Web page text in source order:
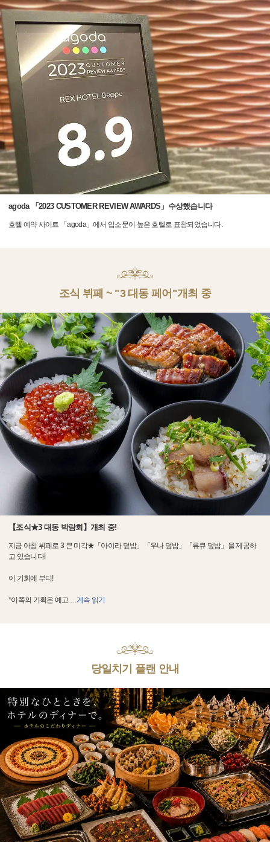
agoda 「2023 CUSTOMER REVIEW AWARDS」수상했습니다
호텔 예약 사이트 「agoda」에서 입소문이 높은 호텔로 표창되었습니다.
조식 뷔페 ~ "3 대동 페어"개최 중
【조식★3 대동 박람회】개최 중!
지금 아침 뷔페로 3 큰 미각★「아이라 덮밥」「우나 덮밥」「류큐 덮밥」을 제공하
고 있습니다!
이 기회에 부디!
*이쪽의 기획은 예고 …계속 읽기
당일치기 플랜 안내